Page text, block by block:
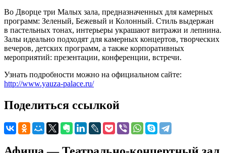
Во Дворце три Малых зала, предназначенных для камерных
программ: Зеленый, Бежевый и Колонный. Стиль выдержан
в пастельных тонах, интерьеры украшают витражи и лепнина.
Залы идеально подходят для камерных концертов, творческих
вечеров, детских программ, а также корпоративных
мероприятий: презентации, конференции, встречи.
Узнать подробности можно на официальном сайте:
http://www.yauza-palace.ru/
Поделиться ссылкой